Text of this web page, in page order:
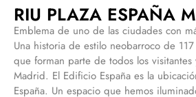
RIU PLAZA ESPAÑA
Emblema de uno de las ciudades con
Una historia de estilo neobarroco de
que forman parte de todos los visitantes
Madrid. El Edificio España es la
España. Un espacio que hemos